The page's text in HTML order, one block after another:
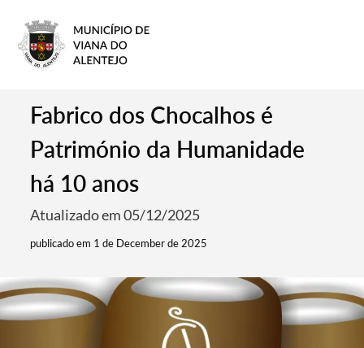
Fabrico dos Chocalhos é
Património da Humanidade
há 10 anos
Atualizado em 05/12/2025
publicado em 1 de December de 2025